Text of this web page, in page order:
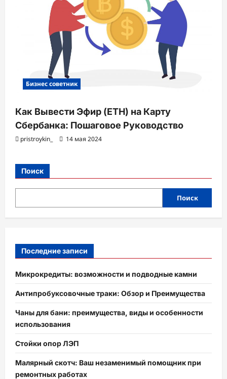
Бизнес советник
Как Вывести Эфир (ETH) на Карту
Сбербанка: Пошаговое Руководство
pristroykin_ 14 мая 2024
Поиск
Поиск
Последние записи
Микрокредиты: возможности и подводные камни
Антипробуксовочные траки: Обзор и Преимущества
Чаны для бани: преимущества, виды и особенности
использования
Стойки опор ЛЭП
Малярный скотч: Ваш незаменимый помощник при
ремонтных работах